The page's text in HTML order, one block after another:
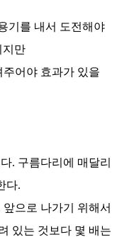
기를 내서 도전해야
지만
어야 효과가 있을
. 구름다리에 매달리
다.
으로 나가기 위해서
있는 것보다 몇 배는